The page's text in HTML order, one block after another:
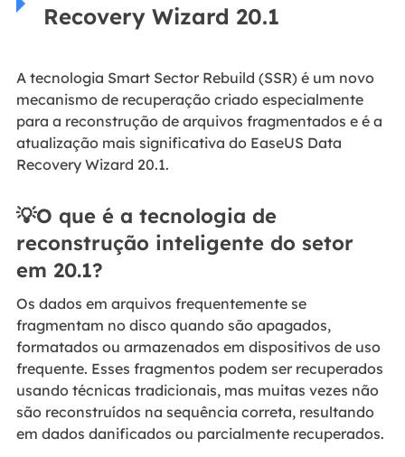
Recovery Wizard 20.1
A tecnologia Smart Sector Rebuild (SSR) é um novo
mecanismo de recuperação criado especialmente
para a reconstrução de arquivos fragmentados e é a
atualização mais significativa do EaseUS Data
Recovery Wizard 20.1.
💡O que é a tecnologia de
reconstrução inteligente do setor
em 20.1?
Os dados em arquivos frequentemente se
fragmentam no disco quando são apagados,
formatados ou armazenados em dispositivos de uso
frequente. Esses fragmentos podem ser recuperados
usando técnicas tradicionais, mas muitas vezes não
são reconstruídos na sequência correta, resultando
em dados danificados ou parcialmente recuperados.